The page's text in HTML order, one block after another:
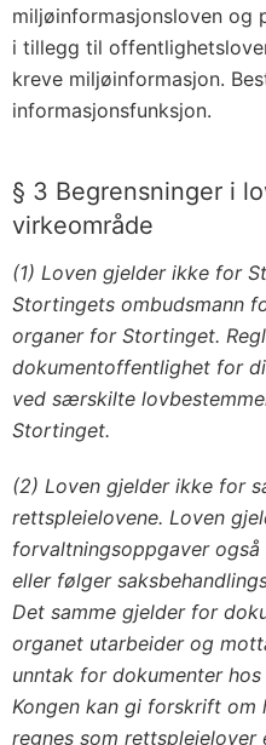
miljøinformasjonsloven og
i tillegg til
kreve miljøinformasjon.
informasjonsfunksjon.
§ 3 Begrensninger i
virkeområde
(1) Loven gjelder ikke for
Stortingets ombudsmann
organer for Stortinget.
dokumentoffentlighet for
ved særskilte
Stortinget.
(2) Loven gjelder ikke for
rettspleielovene. Loven
forvaltningsoppgaver
eller følger
Det samme gjelder for
organet utarbeider og
unntak for dokumenter
Kongen kan gi forskrift om
regnes som rettspleielover